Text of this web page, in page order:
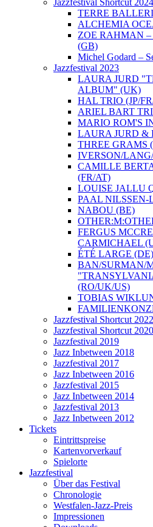
Jazzfestival Shortcut 2024
TERRE
ALCHEMIA
ZOE RAHMAN –
(GB)
Michel Godard –
Jazzfestival 2023
LAURA JURD
ALBUM" (UK)
HAL TRIO (JP/
ARIEL BART
MARIO ROM'S
LAURA JURD &
THREE GRAMS
IVERSON/
CAMILLE
(FR/AT)
LOUISE JALLU
PAAL NILSSEN-
NABOU (BE)
FERGUS
CARMICHAEL
ÉTÉ LARGE (DE)
BAN/SURMAN/
(RO/UK/US)
TOBIAS
Jazzfestival Shortcut 2022
Jazzfestival Shortcut 2020
Jazzfestival 2019
Jazz Inbetween 2018
Jazzfestival 2017
Jazz Inbetween 2016
Jazzfestival 2015
Jazz Inbetween 2014
Jazzfestival 2013
Jazz Inbetween 2012
Tickets
Eintrittspreise
Kartenvorverkauf
Spielorte
Jazzfestival
Über das Festival
Chronologie
Westfalen-Jazz-Preis
Impressionen